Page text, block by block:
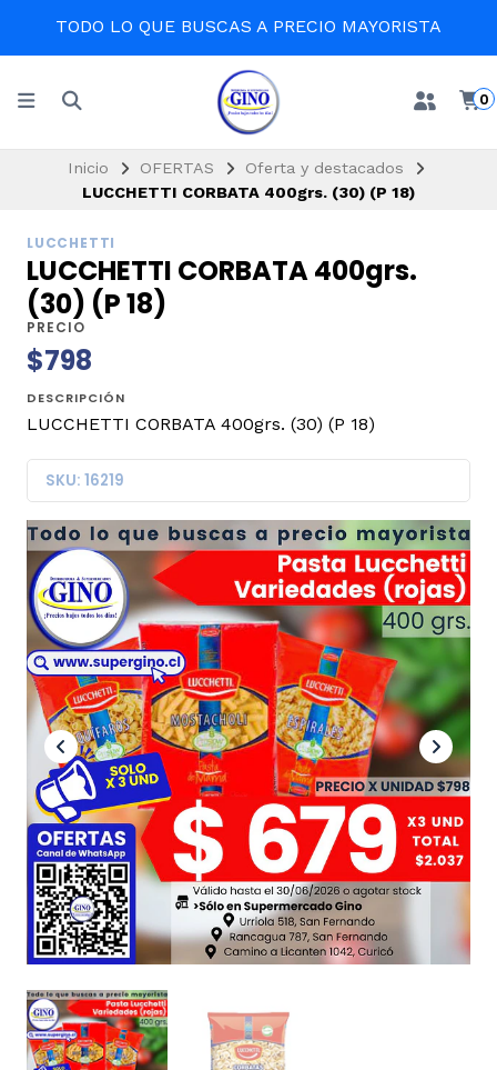
TODO LO QUE BUSCAS A PRECIO MAYORISTA
0
Inicio OFERTAS
Oferta y destacados
LUCCHETTI CORBATA 400grs. (30) (P 18)
LUCCHETTI
LUCCHETTI CORBATA 400grs.
(30) (P 18)
PRECIO
$798
DESCRIPCIÓN
LUCCHETTI CORBATA 400grs. (30) (P 18)
SKU: 16219